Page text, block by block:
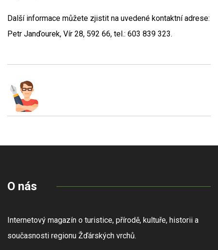
Další informace můžete zjistit na uvedené kontaktní adrese:
Petr Janďourek, Vír 28, 592 66, tel.: 603 839 323.
O nás
Internetový magazín o turistice, přírodě, kultuře, historii a
současnosti regionu Žďárských vrchů.